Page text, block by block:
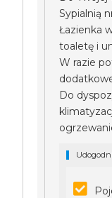
Sypialnią
Łazienka
toaletę i
W razie
Do